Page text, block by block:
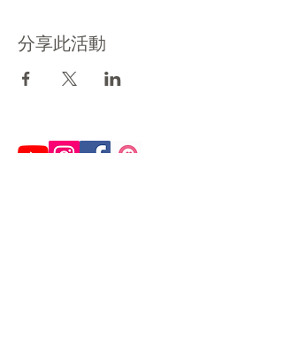
分享此活動